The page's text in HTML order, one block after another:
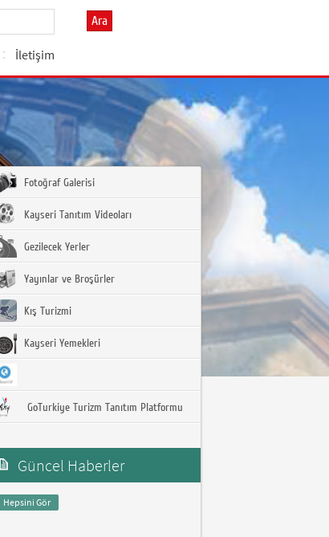
Ara
İletişim
Fotoğraf Galerisi
Kayseri Tanıtım Videoları
Gezilecek Yerler
Yayınlar ve Broşürler
Kış Turizmi
Kayseri Yemekleri
GoTurkiye Turizm Tanıtım Platformu
Güncel Haberler
Hepsini Gör